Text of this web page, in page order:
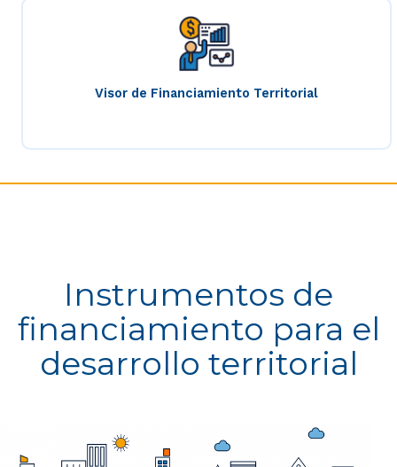
Visor de Financiamiento Territorial
Instrumentos de
financiamiento para el
desarrollo territorial